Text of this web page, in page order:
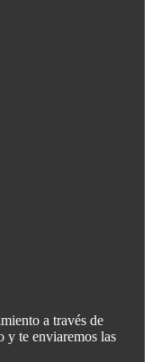
a través de
y te enviaremos las